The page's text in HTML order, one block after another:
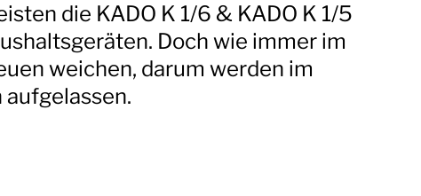
die KADO K 1/6 & KADO K 1/5
Doch wie immer im
weichen, darum werden im